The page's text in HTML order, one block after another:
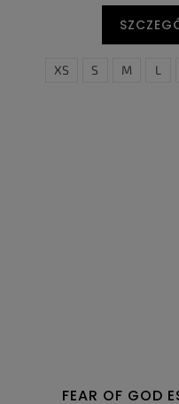
XS S M L
FEAR OF GOD